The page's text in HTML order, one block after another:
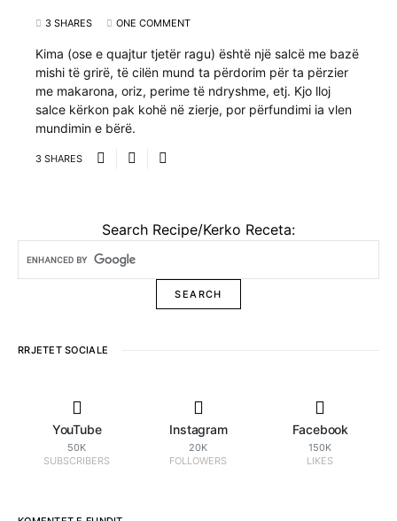
3 SHARES ONE COMMENT
Kima (ose e quajtur tjetër ragu) është një salcë me bazë
mishi të grirë, të cilën mund ta përdorim për ta përzier
me makarona, oriz, perime të ndryshme, etj. Kjo lloj
salce kërkon pak kohë në zierje, por përfundimi ia vlen
mundimin e bërë.
3 SHARES
Search Recipe/Kerko Receta:
RRJETET SOCIALE
YouTube
50K
SUBSCRIBERS
Instagram
20K
FOLLOWERS
Facebook
150K
LIKES